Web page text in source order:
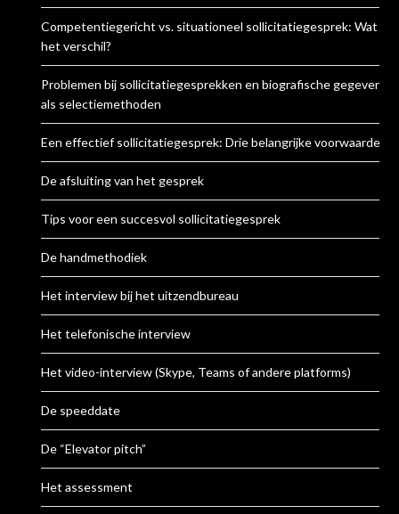
Competentiegericht vs. situationeel sollicitatiegesprek: Wat is
het verschil?
Problemen bij sollicitatiegesprekken en biografische gegevens
als selectiemethoden
Een effectief sollicitatiegesprek: Drie belangrijke voorwaarden
De afsluiting van het gesprek
Tips voor een succesvol sollicitatiegesprek
De handmethodiek
Het interview bij het uitzendbureau
Het telefonische interview
Het video-interview (Skype, Teams of andere platforms)
De speeddate
De “Elevator pitch”
Het assessment